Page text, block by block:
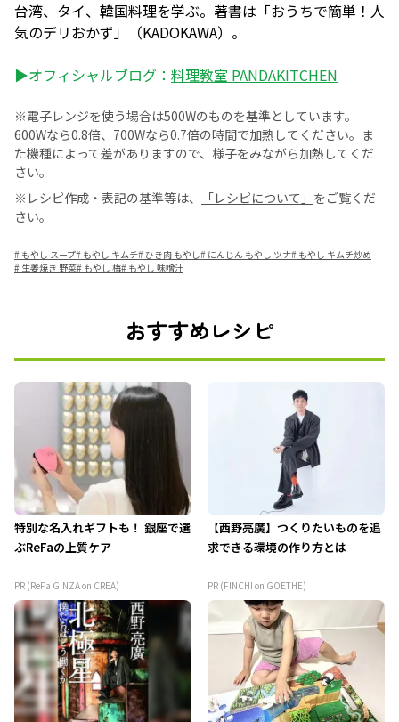
台湾、タイ、韓国料理を学ぶ。著書は「おうちで簡単！人
気のデリおかず」（KADOKAWA）。
▶オフィシャルブログ： 料理教室 PANDAKITCHEN
※電子レンジを使う場合は500Wのものを基準としています。
600Wなら0.8倍、700Wなら0.7倍の時間で加熱してください。ま
た機種によって差がありますので、様子をみながら加熱してくだ
さい。
※レシピ作成・表記の基準等は、
「レシピについて」 をご覧くだ
さい。
# もやし スープ# もやし キムチ# ひき肉 もやし# にんじん もやし ツナ# もやし キムチ炒め
# 生姜焼き 野菜# もやし 梅# もやし 味噌汁
おすすめレシピ
特別な名入れギフトも！ 銀座で選
ぶReFaの上質ケア
PR (ReFa GINZA on CREA)
【西野亮廣】つくりたいものを追
求できる環境の作り方とは
PR (FINCHI on GOETHE)